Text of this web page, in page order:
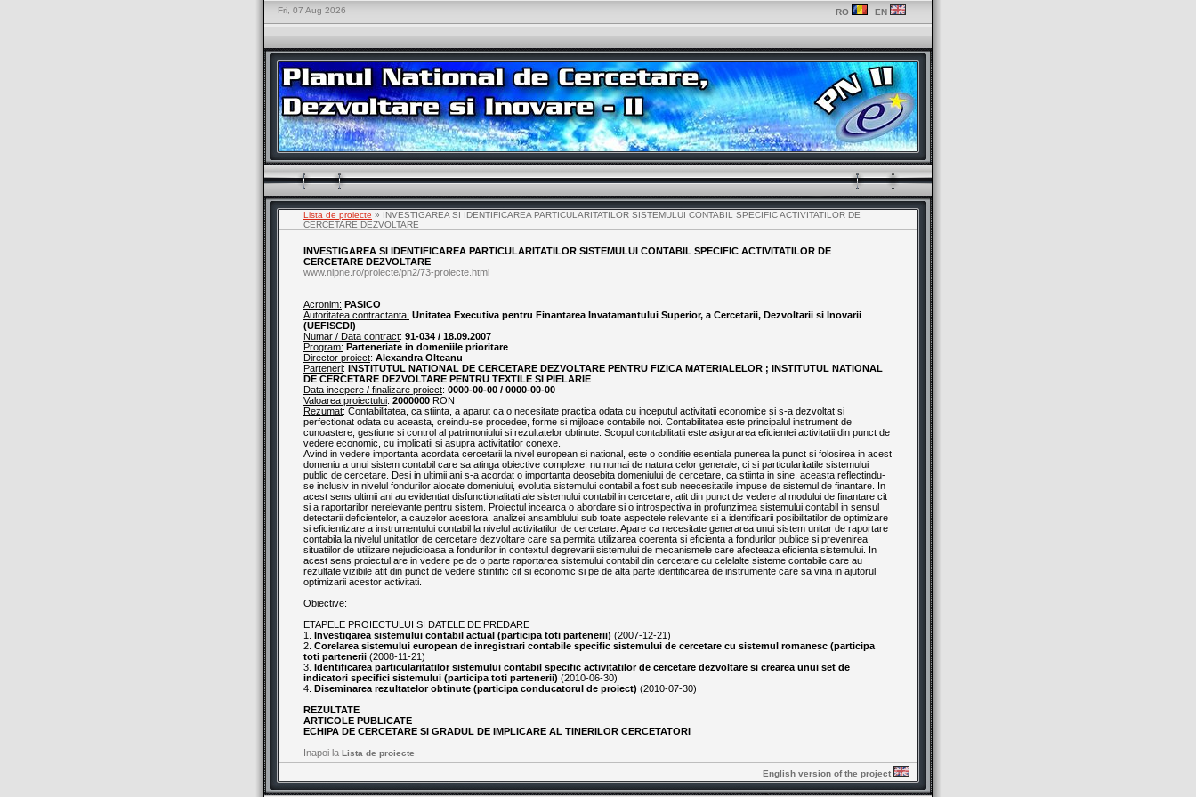
Fri, 07 Aug 2026 RO EN
Lista de proiecte » INVESTIGAREA SI IDENTIFICAREA PARTICULARITATILOR SISTEMULUI CONTABIL SPECIFIC ACTIVITATILOR DE
CERCETARE DEZVOLTARE
INVESTIGAREA SI IDENTIFICAREA PARTICULARITATILOR SISTEMULUI CONTABIL SPECIFIC ACTIVITATILOR DE
CERCETARE DEZVOLTARE
www.nipne.ro/proiecte/pn2/73-proiecte.html
Acronim: PASICO
Autoritatea contractanta: Unitatea Executiva pentru Finantarea Invatamantului Superior, a Cercetarii, Dezvoltarii si Inovarii
(UEFISCDI)
Numar / Data contract: 91-034 / 18.09.2007
Program: Parteneriate in domeniile prioritare
Director proiect: Alexandra Olteanu
Parteneri: INSTITUTUL NATIONAL DE CERCETARE DEZVOLTARE PENTRU FIZICA MATERIALELOR ; INSTITUTUL NATIONAL
DE CERCETARE DEZVOLTARE PENTRU TEXTILE SI PIELARIE
Data incepere / finalizare proiect: 0000-00-00 / 0000-00-00
Valoarea proiectului: 2000000 RON
Rezumat: Contabilitatea, ca stiinta, a aparut ca o necesitate practica odata cu inceputul activitatii economice si s-a dezvoltat si
perfectionat odata cu aceasta, creindu-se procedee, forme si mijloace contabile noi. Contabilitatea este principalul instrument de
cunoastere, gestiune si control al patrimoniului si rezultatelor obtinute. Scopul contabilitatii este asigurarea eficientei activitatii din punct de
vedere economic, cu implicatii si asupra activitatilor conexe.
Avind in vedere importanta acordata cercetarii la nivel european si national, este o conditie esentiala punerea la punct si folosirea in acest
domeniu a unui sistem contabil care sa atinga obiective complexe, nu numai de natura celor generale, ci si particularitatile sistemului
public de cercetare. Desi in ultimii ani s-a acordat o importanta deosebita domeniului de cercetare, ca stiinta in sine, aceasta reflectindu-
se inclusiv in nivelul fondurilor alocate domeniului, evolutia sistemului contabil a fost sub neecesitatile impuse de sistemul de finantare. In
acest sens ultimii ani au evidentiat disfunctionalitati ale sistemului contabil in cercetare, atit din punct de vedere al modului de finantare cit
si a raportarilor nerelevante pentru sistem. Proiectul incearca o abordare si o introspectiva in profunzimea sistemului contabil in sensul
detectarii deficientelor, a cauzelor acestora, analizei ansamblului sub toate aspectele relevante si a identificarii posibilitatilor de optimizare
si eficientizare a instrumentului contabil la nivelul activitatilor de cercetare. Apare ca necesitate generarea unui sistem unitar de raportare
contabila la nivelul unitatilor de cercetare dezvoltare care sa permita utilizarea coerenta si eficienta a fondurilor publice si prevenirea
situatiilor de utilizare nejudicioasa a fondurilor in contextul degrevarii sistemului de mecanismele care afecteaza eficienta sistemului. In
acest sens proiectul are in vedere pe de o parte raportarea sistemului contabil din cercetare cu celelalte sisteme contabile care au
rezultate vizibile atit din punct de vedere stiintific cit si economic si pe de alta parte identificarea de instrumente care sa vina in ajutorul
optimizarii acestor activitati.
Obiective:
ETAPELE PROIECTULUI SI DATELE DE PREDARE
1. Investigarea sistemului contabil actual (participa toti partenerii) (2007-12-21)
2. Corelarea sistemului european de inregistrari contabile specific sistemului de cercetare cu sistemul romanesc (participa
toti partenerii (2008-11-21)
3. Identificarea particularitatilor sistemului contabil specific activitatilor de cercetare dezvoltare si crearea unui set de
indicatori specifici sistemului (participa toti partenerii) (2010-06-30)
4. Diseminarea rezultatelor obtinute (participa conducatorul de proiect) (2010-07-30)
REZULTATE
ARTICOLE PUBLICATE
ECHIPA DE CERCETARE SI GRADUL DE IMPLICARE AL TINERILOR CERCETATORI
Inapoi la Lista de proiecte
English version of the project